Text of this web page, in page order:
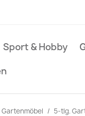
Sport & Hobby
Gartenmöbel 5-tlg.